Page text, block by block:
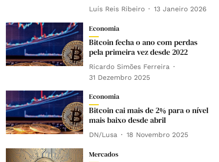
Luís Reis Ribeiro 13 Janeiro 2026
Economia
Bitcoin fecha o ano com perdas
pela primeira vez desde 2022
Ricardo Simões Ferreira
31 Dezembro 2025
Economia
Bitcoin cai mais de 2% para o nível
mais baixo desde abril
DN/Lusa 18 Novembro 2025
Mercados